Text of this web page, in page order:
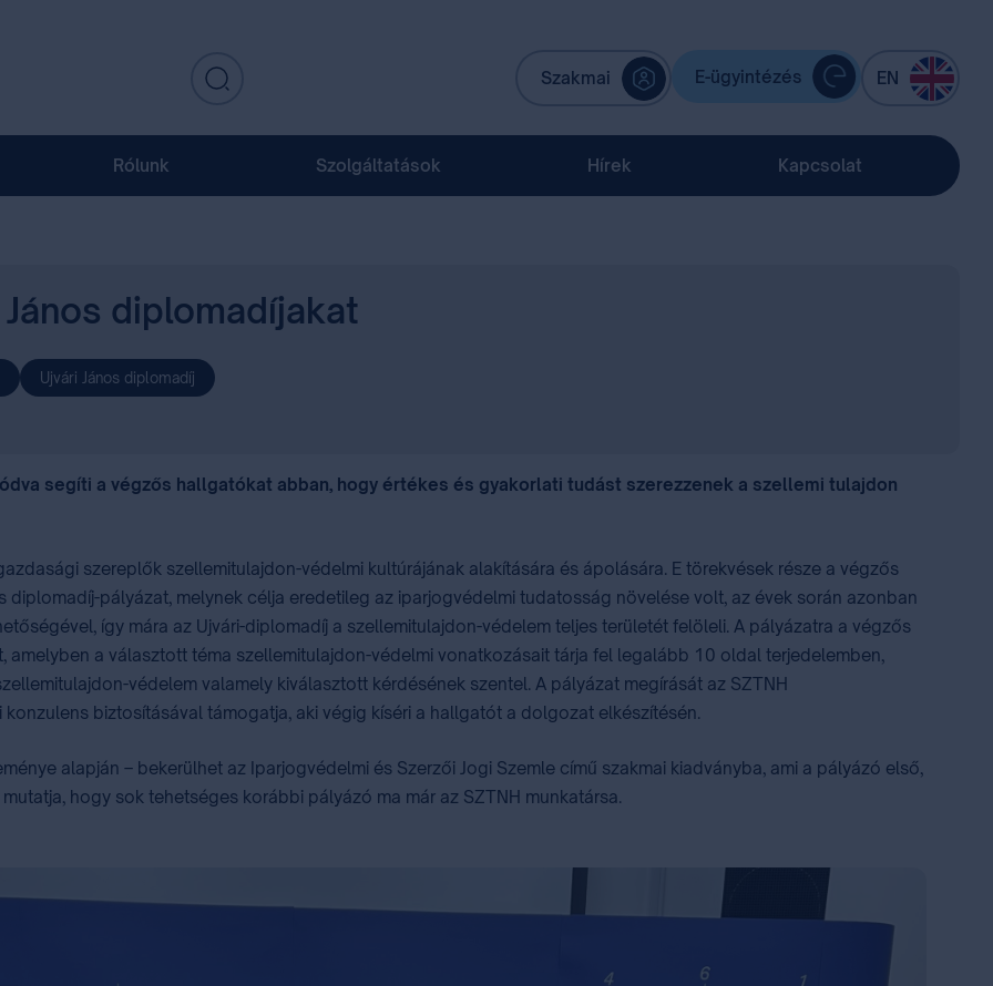
Szakmai E-ügyintézés EN
Rólunk Szolgáltatások Hírek Kapcsolat
diplomadíjakat
Ujvári János diplomadíj
segíti a végzős hallgatókat abban, hogy értékes és gyakorlati tudást szerezzenek a szellemi tulajdon
szereplők szellemitulajdon-védelmi kultúrájának alakítására és ápolására. E törekvések része a végzős
diplomadíj-pályázat, melynek célja eredetileg az iparjogvédelmi tudatosság növelése volt, az évek során azonban
így mára az Ujvári-diplomadíj a szellemitulajdon-védelem teljes területét felöleli. A pályázatra a végzős
a választott téma szellemitulajdon-védelmi vonatkozásait tárja fel legalább 10 oldal terjedelemben,
védelem valamely kiválasztott kérdésének szentel. A pályázat megírását az SZTNH
biztosításával támogatja, aki végig kíséri a hallgatót a dolgozat elkészítésén.
alapján – bekerülhet az Iparjogvédelmi és Szerzői Jogi Szemle című szakmai kiadványba, ami a pályázó első,
hogy sok tehetséges korábbi pályázó ma már az SZTNH munkatársa.